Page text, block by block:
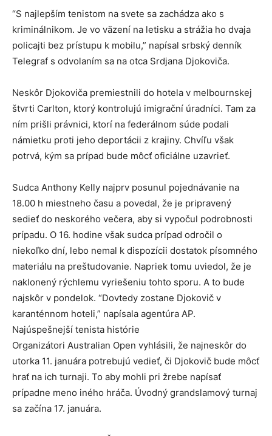
“S najlepším tenistom na svete sa zachádza ako s
kriminálnikom. Je vo väzení na letisku a strážia ho dvaja
policajti bez prístupu k mobilu,” napísal srbský denník
Telegraf s odvolaním sa na otca Srdjana Djokoviča.
Neskôr Djokoviča premiestnili do hotela v melbournskej
štvrti Carlton, ktorý kontrolujú imigrační úradníci. Tam za
ním prišli právnici, ktorí na federálnom súde podali
námietku proti jeho deportácii z krajiny. Chvíľu však
potrvá, kým sa prípad bude môcť oficiálne uzavrieť.
Sudca Anthony Kelly najprv posunul pojednávanie na
18.00 h miestneho času a povedal, že je pripravený
sedieť do neskorého večera, aby si vypočul podrobnosti
prípadu. O 16. hodine však sudca prípad odročil o
niekoľko dní, lebo nemal k dispozícii dostatok písomného
materiálu na preštudovanie. Napriek tomu uviedol, že je
naklonený rýchlemu vyriešeniu tohto sporu. A to bude
najskôr v pondelok. “Dovtedy zostane Djokovič v
karanténnom hoteli,” napísala agentúra AP.
Najúspešnejší tenista histórie
Organizátori Australian Open vyhlásili, že najneskôr do
utorka 11. januára potrebujú vedieť, či Djokovič bude môcť
hrať na ich turnaji. To aby mohli pri žrebe napísať
prípadne meno iného hráča. Úvodný grandslamový turnaj
sa začína 17. januára.